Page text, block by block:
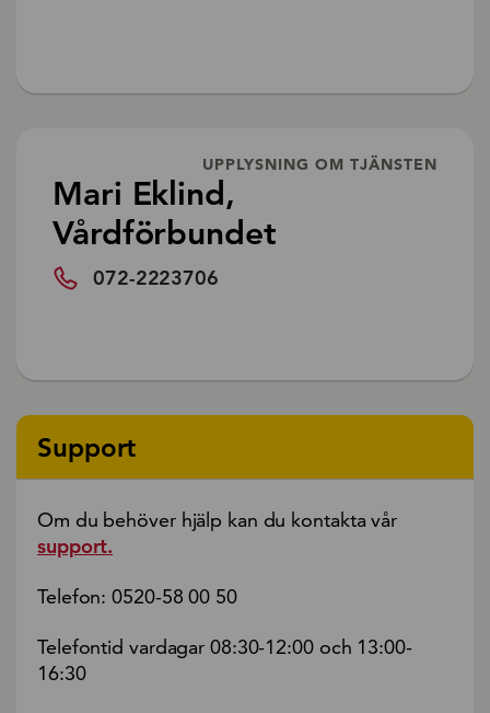
UPPLYSNING OM TJÄNSTEN
Mari Eklind,
Vårdförbundet
072-2223706
Support
Om du behöver hjälp kan du kontakta vår
support.
Telefon: 0520-58 00 50
Telefontid vardagar 08:30-12:00 och 13:00-
16:30